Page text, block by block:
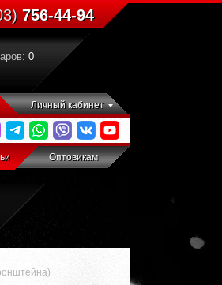
756-44-94
0
Личный кабинет
Оптовикам